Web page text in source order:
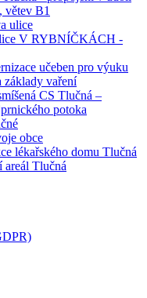
větev B1
ulice
V RYBNÍČKÁCH -
učeben pro výuku
základy vaření
CS Tlučná –
potoka
obce
lékařského domu Tlučná
areál Tlučná